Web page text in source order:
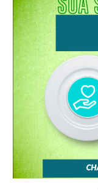
CORNELIA
VLIEG
PROMOVE
CAMPANHA
DE
ARRECADAÇÃO
DE
CESTAS
BÁSICAS